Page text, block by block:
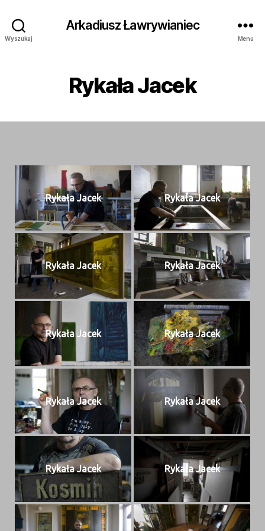
Wyszukaj
Arkadiusz Ławrywianiec
Menu
Rykała Jacek
Rykała Jacek Rykała Jacek
Rykała Jacek Rykała Jacek
Rykała Jacek Rykała Jacek
Rykała Jacek Rykała Jacek
Rykała Jacek Rykała Jacek